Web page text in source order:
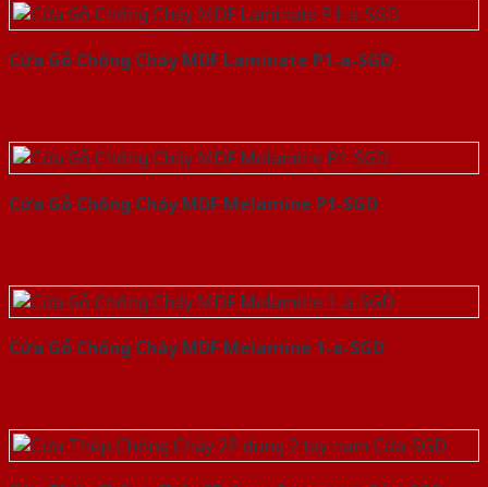
Cửa Gỗ Chống Cháy MDF Laminate P1-a-SGD
Cửa Gỗ Chống Cháy MDF Melamine P1-SGD
Cửa Gỗ Chống Cháy MDF Melamine 1-a-SGD